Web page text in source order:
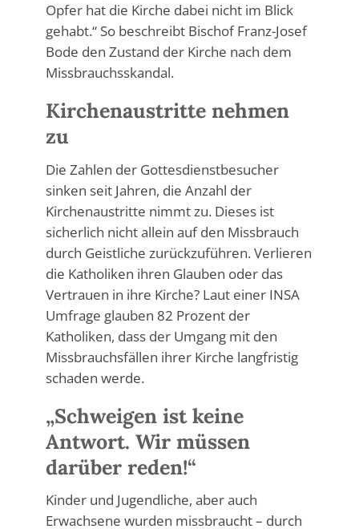
Opfer hat die Kirche dabei nicht im Blick
gehabt.“ So beschreibt Bischof Franz-Josef
Bode den Zustand der Kirche nach dem
Missbrauchsskandal.
Kirchenaustritte nehmen
zu
Die Zahlen der Gottesdienstbesucher
sinken seit Jahren, die Anzahl der
Kirchenaustritte nimmt zu. Dieses ist
sicherlich nicht allein auf den Missbrauch
durch Geistliche zurückzuführen. Verlieren
die Katholiken ihren Glauben oder das
Vertrauen in ihre Kirche? Laut einer INSA
Umfrage glauben 82 Prozent der
Katholiken, dass der Umgang mit den
Missbrauchsfällen ihrer Kirche langfristig
schaden werde.
„Schweigen ist keine
Antwort. Wir müssen
darüber reden!“
Kinder und Jugendliche, aber auch
Erwachsene wurden missbraucht – durch